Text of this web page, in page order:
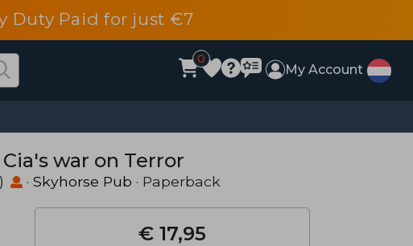
Duty Paid for just €7
0
My Account
war on Terror
· Skyhorse Pub · Paperback
€ 17,95